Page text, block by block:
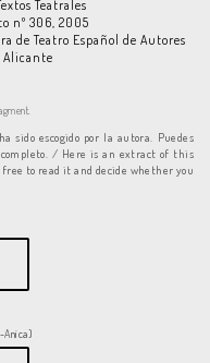
Teatrales
nº 306, 2005
de Teatro Español de Autores
Alicante
sido escogido por la autora. Puedes
/ Here is an extract of this
to read it and decide whether you
Anica)